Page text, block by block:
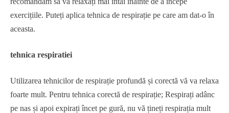
exercițiile. Puteți aplica tehnica de respirație pe care am dat-o în
aceasta.
tehnica respiratiei
Utilizarea tehnicilor de respirație profundă și corectă vă va relaxa
foarte mult. Pentru tehnica corectă de respirație; Respirați adânc
pe nas și apoi expirați încet pe gură, nu vă țineți respirația mult